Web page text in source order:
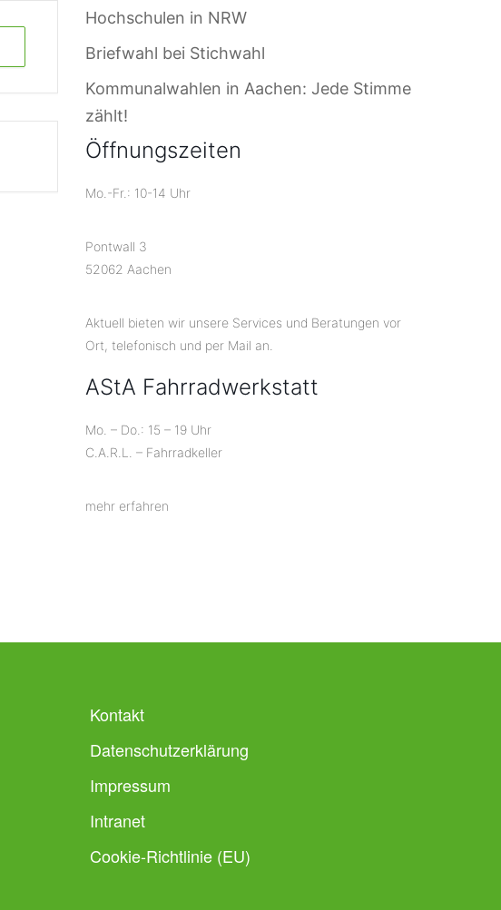
Hochschulen in NRW
Briefwahl bei Stichwahl
Kommunalwahlen in Aachen: Jede Stimme
zählt!
Öffnungszeiten
Mo.-Fr.: 10-14 Uhr
Pontwall 3
52062 Aachen
Aktuell bieten wir unsere Services und Beratungen vor
Ort, telefonisch und per Mail an.
AStA Fahrradwerkstatt
Mo. – Do.: 15 – 19 Uhr
C.A.R.L. – Fahrradkeller
mehr erfahren
Kontakt
Datenschutzerklärung
Impressum
Intranet
Cookie-Richtlinie (EU)